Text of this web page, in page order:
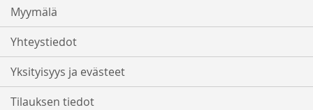
Myymälä
Yhteystiedot
Yksityisyys ja evästeet
Tilauksen tiedot